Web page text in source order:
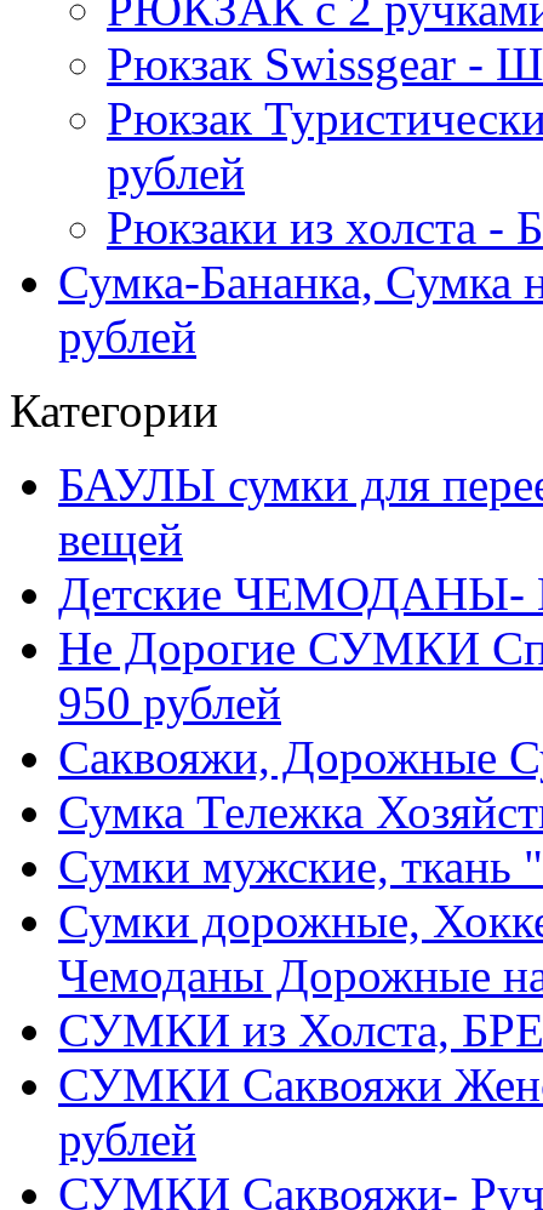
Рюкзак Swissgear
Рюкзак
рублей
Рюкзаки из холста
Сумка-Бананка, Сумка
рублей
Категории
БАУЛЫ сумки для
вещей
Детские ЧЕМОДАНЫ-
Не Дорогие СУМКИ
950 рублей
Саквояжи, Дорожные
Сумка Тележка
Сумки мужские, ткань
Сумки дорожные,
Чемоданы Дорожные
СУМКИ из Холста,
СУМКИ Саквояжи
рублей
СУМКИ Саквояжи-